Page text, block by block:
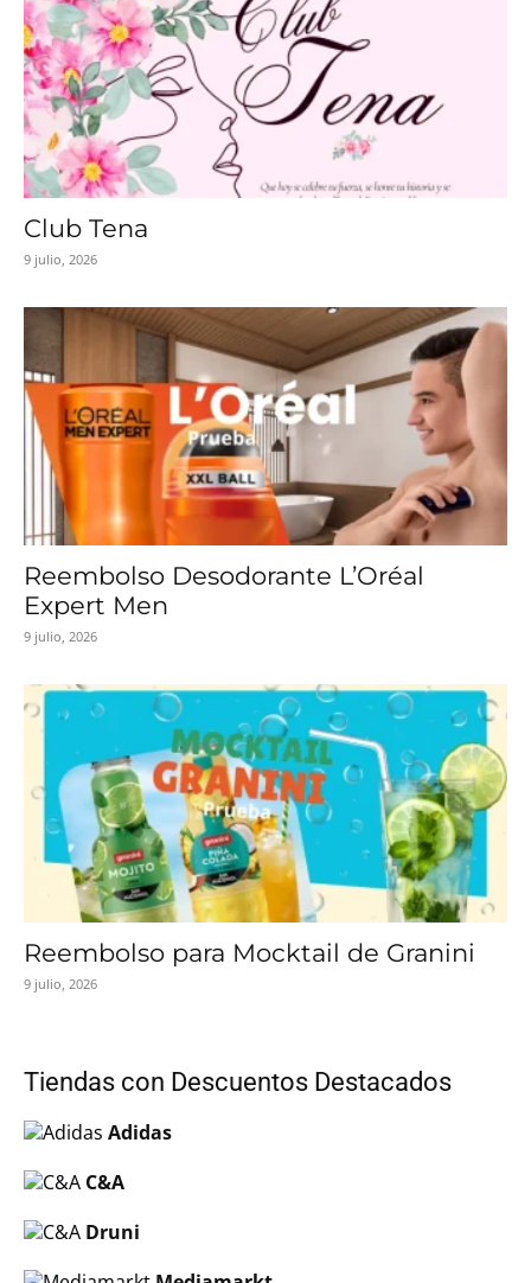
Club Tena
9 julio, 2026
Reembolso Desodorante L’Oréal
Expert Men
9 julio, 2026
Reembolso para Mocktail de Granini
9 julio, 2026
Tiendas con Descuentos Destacados
Adidas
C&A
Druni